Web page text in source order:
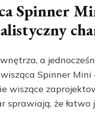
Spinner
a
Spinner Mini
wiszące
że łatwo